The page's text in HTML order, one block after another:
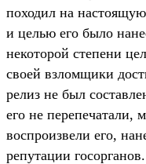
походил на
и целью его было
некоторой степени
своей взломщики
релиз не был
его не перепечатали,
воспроизвели его,
репутации госорганов.